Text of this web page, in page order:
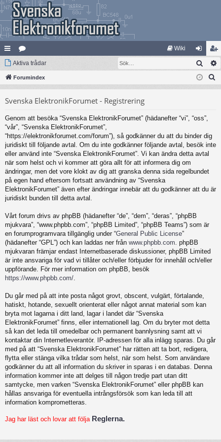
na
bb
ar
at
eg
Wiki
og
ga
li
m
Aktiva trådar Sök
Forumindex
Svenska ElektronikForumet - Registrering
Genom att besöka “Svenska ElektronikForumet” (hädanefter “vi”, “oss”,
“vår”, “Svenska ElektronikForumet”,
“https://elektronikforumet.com/forum”), så godkänner du att du binder dig
juridiskt till följande avtal. Om du inte godkänner följande avtal, besök inte
eller använd inte “Svenska ElektronikForumet”. Vi kan ändra detta avtal
när som helst och vi kommer att göra allt för att informera dig om
ändringar, men det vore klokt av dig att granska denna sida regelbundet
på egen hand eftersom fortsatt användning av “Svenska
ElektronikForumet” även efter ändringar innebär att du godkänner att du är
juridiskt bunden till detta avtal.
Vårt forum drivs av phpBB (hädanefter “de”, “dem”, “deras”, “phpBB
mjukvara”, “www.phpbb.com”, “phpBB Limited”, “phpBB Teams”) som är
en forumprogramvara tillgänglig under “General Public License”
(hädanefter “GPL”) och kan laddas ner från www.phpbb.com . phpBB
mjukvaran främjar endast Internetbaserade diskussioner, phpBB Limited
är inte ansvariga för vad vi tillåter och/eller förbjuder för innehåll och/eller
uppförande. För mer information om phpBB, besök
https://www.phpbb.com/
Du går med på att inte posta något grovt, obscent, vulgärt, förtalande,
hatiskt, hotande, sexuellt orienterat eller något annat material som kan
bryta mot lagarna i ditt land, lagar i landet där “Svenska
ElektronikForumet” finns, eller internationell lag. Om du bryter mot detta
så kan det leda till omedelbar och permanent bannlysning samt att vi
kontaktar din Internetleverantör. IP-adressen för alla inlägg sparas. Du går
med på att “Svenska ElektronikForumet” har rätten att ta bort, redigera,
flytta eller stänga vilka trådar som helst, när som helst. Som användare
godkänner du att all information du skriver in sparas i en databas. Denna
information kommer inte att delges till någon tredje part utan ditt
samtycke, men varken “Svenska ElektronikForumet” eller phpBB kan
hållas ansvariga för eventuella intrångsförsök som kan leda till att
information komprometteras.
Jag har läst och lovar att följa Reglerna.